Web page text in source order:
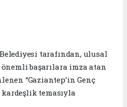
tarafından, ulusal
başarılara imza atan
“Gaziantep’in Genç
kardeşlik temasıyla